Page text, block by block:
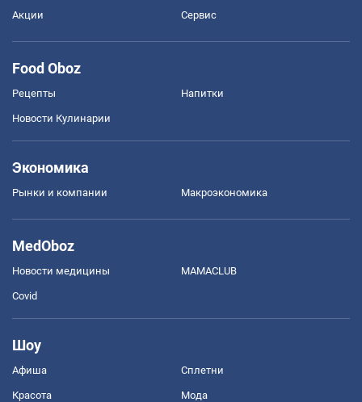
Акции Сервис
Food Oboz
Рецепты Напитки
Новости Кулинарии
Экономика
Рынки и компании Mакроэкономика
MedOboz
Новости медицины MAMACLUB
Covid
Шоу
Афиша Сплетни
Красота Мода